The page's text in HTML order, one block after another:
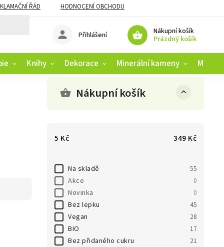
ŘÁD HODNOCENÍ OBCHODU
Nákupní košík
Prázdný košík
Přihlášení
Knihy Dekorace Minerální kameny
Nákupní košík
5 Kč 349 Kč
Na skladě 55
Akce 0
Novinka 0
Bez lepku 45
Vegan 28
BIO 17
Bez přidaného cukru 21